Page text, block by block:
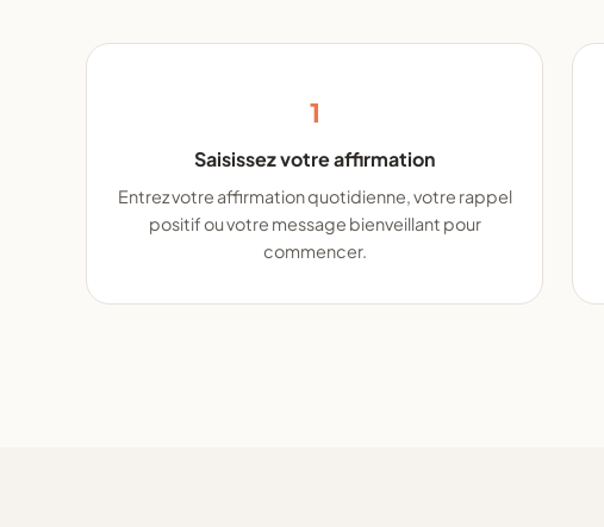
1
Saisissez votre affirmation
Entrez votre affirmation quotidienne, votre rappel
positif ou votre message bienveillant pour
commencer.